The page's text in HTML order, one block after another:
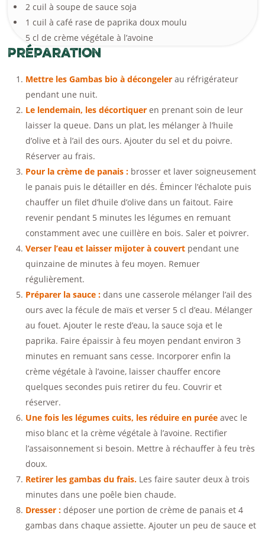
2 cuil à soupe de sauce soja
1 cuil à café rase de paprika doux moulu
5 cl de crème végétale à l’avoine
Préparation
Mettre les Gambas bio à décongeler au réfrigérateur
pendant une nuit.
Le lendemain, les décortiquer en prenant soin de leur
laisser la queue. Dans un plat, les mélanger à l’huile
d’olive et à l’ail des ours. Ajouter du sel et du poivre.
Réserver au frais.
Pour la crème de panais : brosser et laver soigneusement
le panais puis le détailler en dés. Émincer l’échalote puis
chauffer un filet d’huile d’olive dans un faitout. Faire
revenir pendant 5 minutes les légumes en remuant
constamment avec une cuillère en bois. Saler et poivrer.
Verser l’eau et laisser mijoter à couvert pendant une
quinzaine de minutes à feu moyen. Remuer
régulièrement.
Préparer la sauce : dans une casserole mélanger l’ail des
ours avec la fécule de maïs et verser 5 cl d’eau. Mélanger
au fouet. Ajouter le reste d’eau, la sauce soja et le
paprika. Faire épaissir à feu moyen pendant environ 3
minutes en remuant sans cesse. Incorporer enfin la
crème végétale à l’avoine, laisser chauffer encore
quelques secondes puis retirer du feu. Couvrir et
réserver.
Une fois les légumes cuits, les réduire en purée avec le
miso blanc et la crème végétale à l’avoine. Rectifier
l’assaisonnement si besoin. Mettre à réchauffer à feu très
doux.
Retirer les gambas du frais. Les faire sauter deux à trois
minutes dans une poêle bien chaude.
Dresser : déposer une portion de crème de panais et 4
gambas dans chaque assiette. Ajouter un peu de sauce et